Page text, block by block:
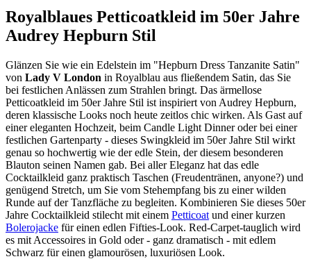
Royalblaues Petticoatkleid im 50er Jahre
Audrey Hepburn Stil
Glänzen Sie wie ein Edelstein im "Hepburn Dress Tanzanite Satin"
von Lady V London in Royalblau aus fließendem Satin, das Sie
bei festlichen Anlässen zum Strahlen bringt. Das ärmellose
Petticoatkleid im 50er Jahre Stil ist inspiriert von Audrey Hepburn,
deren klassische Looks noch heute zeitlos chic wirken. Als Gast auf
einer eleganten Hochzeit, beim Candle Light Dinner oder bei einer
festlichen Gartenparty - dieses Swingkleid im 50er Jahre Stil wirkt
genau so hochwertig wie der edle Stein, der diesem besonderen
Blauton seinen Namen gab. Bei aller Eleganz hat das edle
Cocktailkleid ganz praktisch Taschen (Freudentränen, anyone?) und
genügend Stretch, um Sie vom Stehempfang bis zu einer wilden
Runde auf der Tanzfläche zu begleiten. Kombinieren Sie dieses 50er
Jahre Cocktailkleid stilecht mit einem Petticoat und einer kurzen
Bolerojacke für einen edlen Fifties-Look. Red-Carpet-tauglich wird
es mit Accessoires in Gold oder - ganz dramatisch - mit edlem
Schwarz für einen glamourösen, luxuriösen Look.